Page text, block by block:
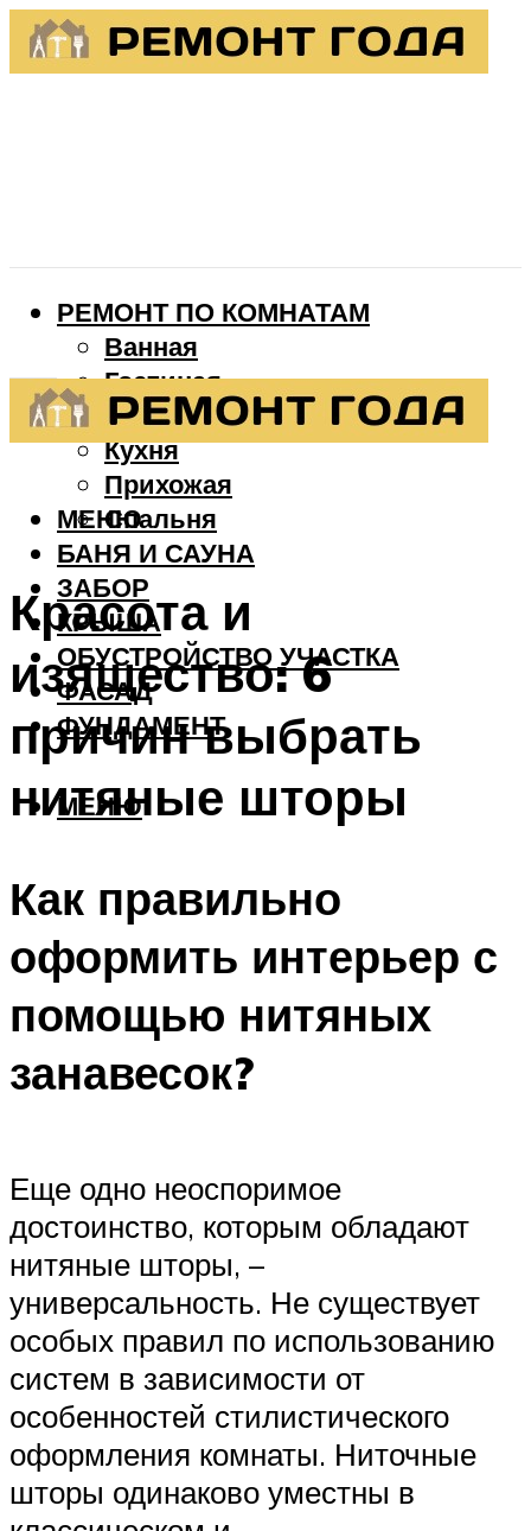
РЕМОНТ ПО КОМНАТАМ
Ванная
Гостиная
Детская
Кухня
Прихожая
Спальня
БАНЯ И САУНА
ЗАБОР
КРЫША
ОБУСТРОЙСТВО УЧАСТКА
ФАСАД
ФУНДАМЕНТ
МЕНЮ
МЕНЮ
Красота и
изящество: 6
причин выбрать
нитяные шторы
Как правильно
оформить интерьер с
помощью нитяных
занавесок?
Еще одно неоспоримое
достоинство, которым обладают
нитяные шторы, –
универсальность. Не существует
особых правил по использованию
систем в зависимости от
особенностей стилистического
оформления комнаты. Ниточные
шторы одинаково уместны в